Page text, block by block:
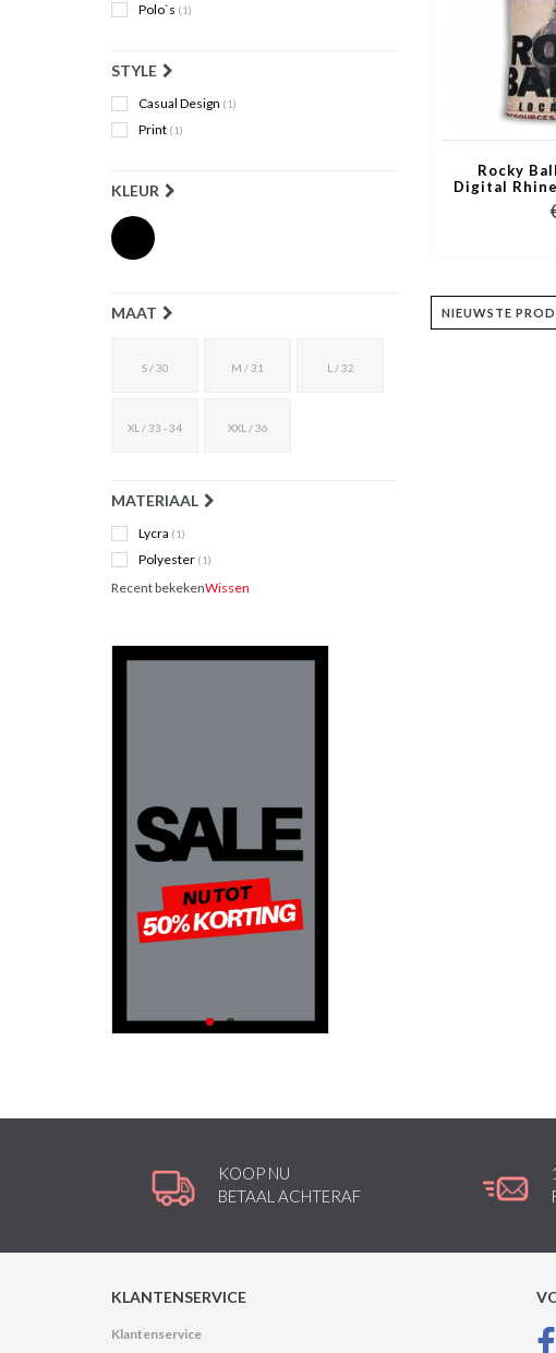
Polo`s (1)
STYLE
Casual Design (1)
Print (1)
KLEUR
MAAT
S / 30 M / 31 L / 32
XL / 33 - 34 XXL / 36
MATERIAAL
Lycra (1)
Polyester (1)
Recent bekekenWissen
Rocky
Digital
KOOP NU
BETAAL ACHTERAF
KLANTENSERVICE
Klantenservice